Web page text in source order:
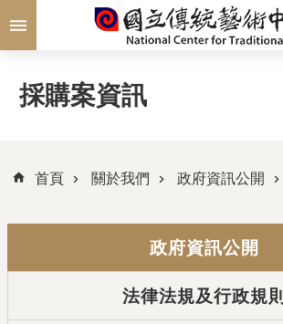
跳到主要內容區塊
採購案資訊
首頁 關於我們 政府資訊公開
政府資訊公開
法律法規及行政規則